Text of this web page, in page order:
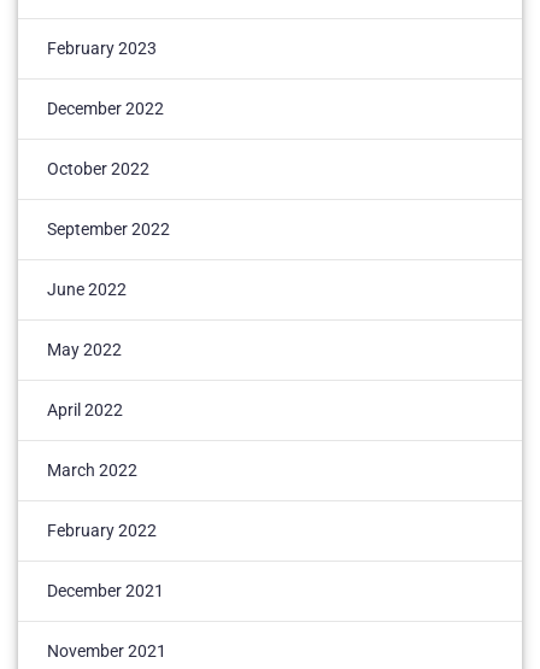
February 2023
December 2022
October 2022
September 2022
June 2022
May 2022
April 2022
March 2022
February 2022
December 2021
November 2021